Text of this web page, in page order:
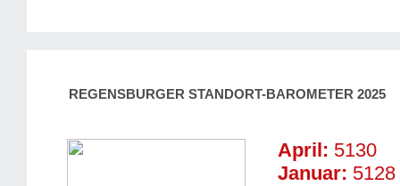
REGENSBURGER STANDORT-BAROMETER 2025
April: 5130
Januar: 5128